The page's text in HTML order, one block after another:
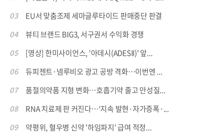
03
EU서 맞춤조제 세마글루타이드 판매중단 판결
04
뷰티 브랜드 BIG3, 서구권서 수익화 경쟁
05
[영상] 한미사이언스, '아데시(ADESII)' 앞...
06
듀피젠트·넴루비오 광고 공방 격화…이번엔 ...
07
품절의약품 지형 변화…호흡기약 줄고 만성질...
08
RNA 치료제 판 커진다…‘지속 발현·자가증폭·...
09
약평위, 혈우병 신약 '하임파지' 급여 적정...